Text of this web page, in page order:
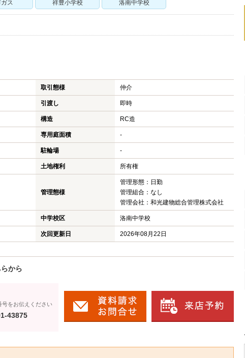
ス 祥豊小学校 洛南中学校
取引態様 仲介
引渡し 即時
構造 RC造
専用庭面積 -
駐輪場 -
土地権利 所有権
管理態様
管理形態：日勤
管理組合：なし
管理会社：和光建物総合管理株式会社
中学校区 洛南中学校
次回更新日
2026年08月22日
から
号をお伝えください
43875